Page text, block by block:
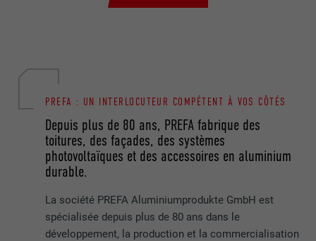
Depuis plus de 80 ans, PREFA fabrique des
toitures, des façades, des systèmes
photovoltaïques et des accessoires en aluminium
durable.
PREFA : UN INTERLOCUTEUR COMPÉTENT À VOS CÔTÉS
La société PREFA Aluminiumprodukte GmbH est
spécialisée depuis plus de 80 ans dans le
développement, la production et la commercialisation
EXPIRATION
UTILITÉ
Utilisé par Google AdSense pour tester
l'efficacité de la publicité sur les sites
NOM _pinterest_ct_ua